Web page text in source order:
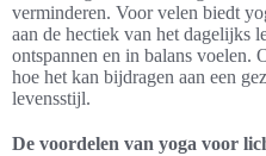
verminderen. Voor velen biedt
aan de hectiek van het dagelijks
ontspannen en in balans voelen.
hoe het kan bijdragen aan een
levensstijl.
De voordelen van yoga voor